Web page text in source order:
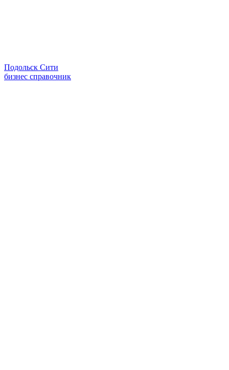
Подольск Сити
бизнес справочник